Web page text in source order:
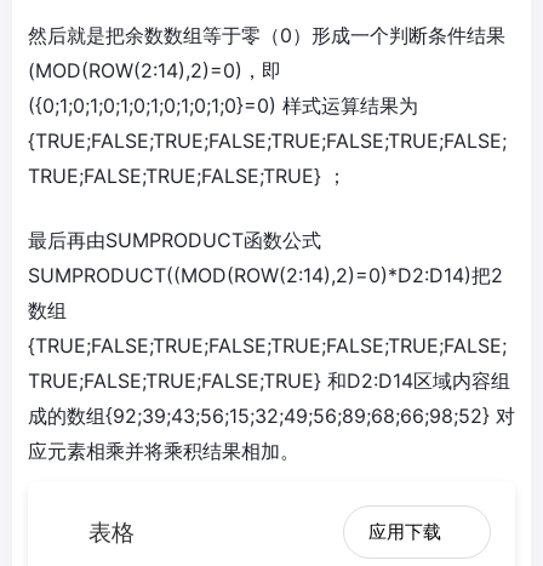
然后就是把余数数组等于零（0）形成一个判断条件结果
(MOD(ROW(2:14),2)=0)，即
({0;1;0;1;0;1;0;1;0;1;0;1;0}=0) 样式运算结果为
{TRUE;FALSE;TRUE;FALSE;TRUE;FALSE;TRUE;FALSE;
TRUE;FALSE;TRUE;FALSE;TRUE} ；
最后再由SUMPRODUCT函数公式
SUMPRODUCT((MOD(ROW(2:14),2)=0)*D2:D14)把2
数组
{TRUE;FALSE;TRUE;FALSE;TRUE;FALSE;TRUE;FALSE;
TRUE;FALSE;TRUE;FALSE;TRUE} 和D2:D14区域内容组
成的数组{92;39;43;56;15;32;49;56;89;68;66;98;52} 对
应元素相乘并将乘积结果相加。
表格 应用下载